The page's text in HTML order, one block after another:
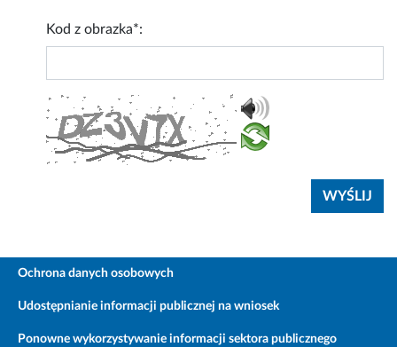
Kod z obrazka*:
Ochrona danych osobowych
Udostępnianie informacji publicznej na wniosek
Ponowne wykorzystywanie informacji sektora publicznego